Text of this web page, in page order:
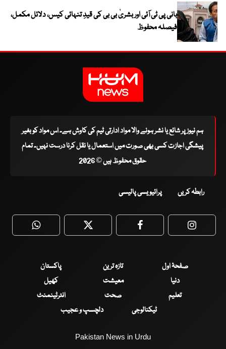
بانی پی ٹی آئی اور بشریٰ بی بی کی قیدِ تنہائی کیس، دلائل مکمل،
فیصلہ محفوظ
ہم نیوز پر شائع یا نشر ہونے والا مواد ادارتی ٹیم کی کاوش ہے۔ اس مواد کو بغیر
پیشگی اجازت کسی بھی صورت میں استعمال یا نقل کرنا درست نہیں۔ تمام
حقوق محفوظ ہیں © 2026
رابطہ کریں پرائیویسی پالیسی
WhatsApp Twitter Facebook
صفحۂ اول تازہ ترین
پاکستان
دنیا
معیشت
کھیل
تعلیم
صحت
انٹرٹینمنٹ
ٹیکنالوجی
دلچسپ و عجیب
Pakistan News in Urdu